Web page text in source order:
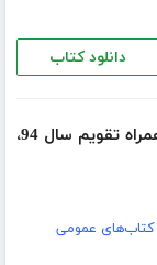
دانلود کتاب
دانلود 365 پیام انگیزشی و عبارت تاکیدی به همراه تقویم سال 94،
کتاب‌های عمومی